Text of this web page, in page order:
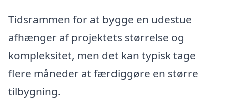
Tidsrammen for at bygge en udestue
afhænger af projektets størrelse og
kompleksitet, men det kan typisk tage
flere måneder at færdiggøre en større
tilbygning.